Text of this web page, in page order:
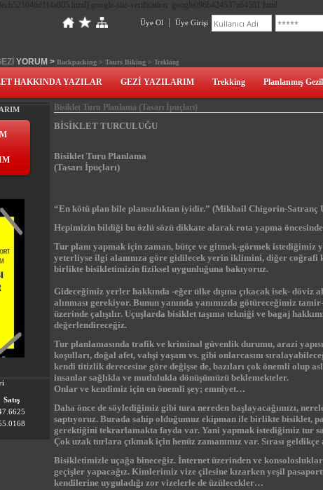
google-site-verification: google096b424537a64561.html
Üye Ol Üye Girişi
YORUM > Backpacking > Tours Biking > Trekking
HAKKINDA YAZILAR GEZİ YAZILARIM Trekking Planlanmış
Satış
Bisiklet Turu Planlama (Tasarı İpuçları)
BİSİKLET TURCULUĞU
Bisiklet Turu Planlama
(Tasarı İpuçları)
“En kötü plan bile plansızlıktan iyidir.” (Mikhail Chigorin-Satranç
Hepimizin bildiği bu özlü sözü dikkate alarak rota yapma
Tur planı yapmak için zaman, bütçe ve gitmek-görmek
yeterliyse ilgi alanınıza göre gidilecek yerin iklimini, diğer coğrafi
birlikte bisikletimizin fiziksel uygunluğuna bakıyoruz.
Gideceğimiz yerler hakkında -eğer ülke dışına çıkacak isek-
alınması gerekiyor. Bunun yanında yanımızda götüreceğimiz
üzerinde çalışılır. Uçuşlarda bisiklet taşıma tekniği ve bagaj
değerlendireceğiz.
Tur planlamasında trafik ve kriminal güvenlik durumu, arazi
koşulları, doğal afet, vahşi yaşam vs. gibi onlarcasını
kendi titizlik derecesine göre değişse de, bazıları çok önemli olup
insanlar sağlıkla ve mutlulukla dönüşümüzü beklemekteler.
Onlar ve kendimiz için en önemli şey; emniyet…
Daha önce de söylediğimiz gibi tura nereden başlayacağımızı,
saptıyoruz. Burada sahip olduğumuz ekipman ile birlikte bisiklet,
gerektiğini tekrarlamakta fayda var. Yani yapmak istediğimiz tur
Çok uzak turlara çıkmak için henüz zamanımız var. Sırası geldikçe
Bisikletimizle uçağa bineceğiz. İnternet üzerinden ve
geçişler yapacağız. Kimlerimiz vize çilesine kızarken yeşil
kendilerine uyguladığı zor vizelerle de üzülecekler…